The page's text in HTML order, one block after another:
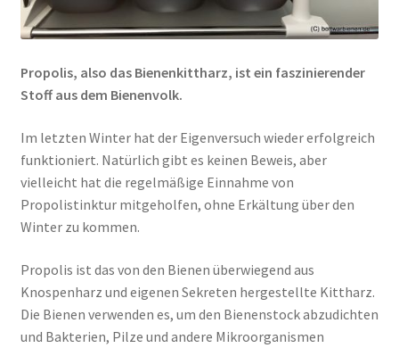
Propolis, also das Bienenkittharz, ist ein faszinierender
Stoff aus dem Bienenvolk.
Im letzten Winter hat der Eigenversuch wieder erfolgreich
funktioniert. Natürlich gibt es keinen Beweis, aber
vielleicht hat die regelmäßige Einnahme von
Propolistinktur mitgeholfen, ohne Erkältung über den
Winter zu kommen.
Propolis ist das von den Bienen überwiegend aus
Knospenharz und eigenen Sekreten hergestellte Kittharz.
Die Bienen verwenden es, um den Bienenstock abzudichten
und Bakterien, Pilze und andere Mikroorganismen